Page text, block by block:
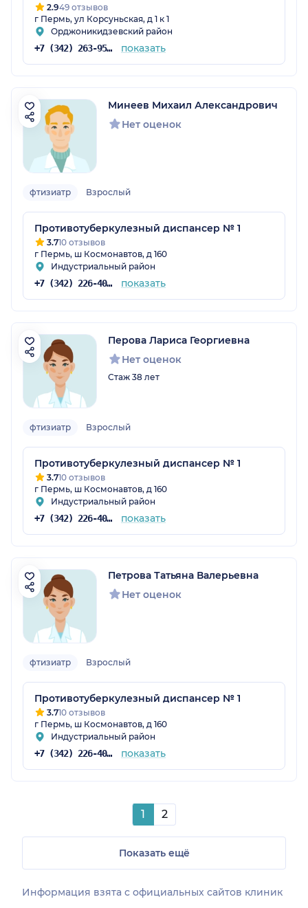
2.949 отзывов
г Пермь, ул Корсуньская, д 1 к 1
Орджоникидзевский район
+7 (342) 263-95-84 показать
Минеев Михаил Александрович
Нет оценок
фтизиатр Взрослый
Противотуберкулезный диспансер № 1
3.710 отзывов
г Пермь, ш Космонавтов, д 160
Индустриальный район
+7 (342) 226-40-14 показать
Перова Лариса Георгиевна
Нет оценок
Стаж 38 лет
фтизиатр Взрослый
Противотуберкулезный диспансер № 1
3.710 отзывов
г Пермь, ш Космонавтов, д 160
Индустриальный район
+7 (342) 226-40-14 показать
Петрова Татьяна Валерьевна
Нет оценок
фтизиатр Взрослый
Противотуберкулезный диспансер № 1
3.710 отзывов
г Пермь, ш Космонавтов, д 160
Индустриальный район
+7 (342) 226-40-14 показать
1 2
Показать ещё
Информация взята c официальных сайтов клиник